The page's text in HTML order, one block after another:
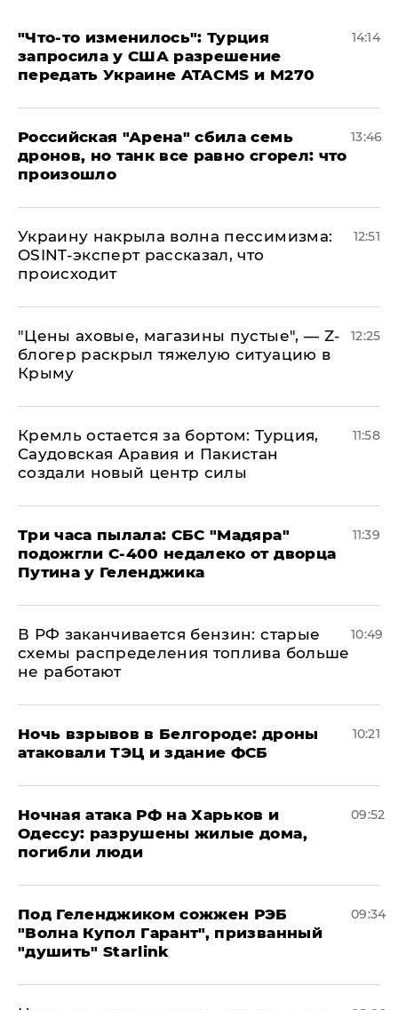
​"Что-то изменилось": Турция
запросила у США разрешение
передать Украине ATACMS и M270
14:14
​Российская "Арена" сбила семь
дронов, но танк все равно сгорел: что
произошло
13:46
​Украину накрыла волна пессимизма:
OSINT-эксперт рассказал, что
происходит
12:51
​"Цены аховые, магазины пустые", — Z-
блогер раскрыл тяжелую ситуацию в
Крыму
12:25
​Кремль остается за бортом: Турция,
Саудовская Аравия и Пакистан
создали новый центр силы
11:58
Три часа пылала: СБС "Мадяра"
подожгли С-400 недалеко от дворца
Путина у Геленджика
11:39
​В РФ заканчивается бензин: старые
схемы распределения топлива больше
не работают
10:49
​Ночь взрывов в Белгороде: дроны
атаковали ТЭЦ и здание ФСБ
10:21
​Ночная атака РФ на Харьков и
Одессу: разрушены жилые дома,
погибли люди
09:52
Под Геленджиком сожжен РЭБ
"Волна Купол Гарант", призванный
"душить" Starlink
09:34